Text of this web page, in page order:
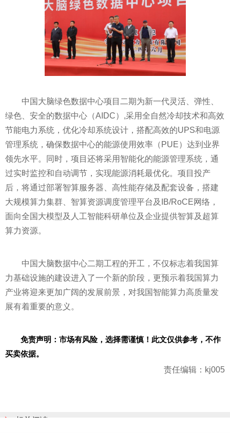
中国大脑绿色数据中心项目二期为新一代灵活、弹性
绿色、安全的数据中心（AIDC）,采用全自然冷却技术和高效
节能电力系统，优化冷却系统设计，搭配高效的UPS和电源
管理系统，确保数据中心的能源使用效率（PUE）达到业界
领先水平。同时，项目还将采用智能化的能源管理系统，通
过实时监控和自动调节，实现能源消耗最优化。项目投产
后，将通过部署智算服务器、高性能存储及配套设备，搭建
大规模算力集群、智算资源调度管理平台及IB/RoCE网络，
面向全国大模型及人工智能科研单位及企业提供智算及超算
算力资源。
中国大脑数据中心二期工程的开工，不仅标志着我国算
力基础设施的建设进入了一个新的阶段，更预示着我国算力
产业将迎来更加广阔的发展前景，对我国智能算力高质量发
展有着重要的意义。
免责声明：市场有风险，选择需谨慎！此文仅供参考，不作
买卖依据。
责任编辑：kj005
相关阅读